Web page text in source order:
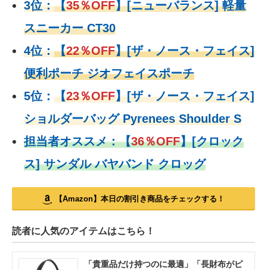
3位：【35％OFF】[ニューバランス] 軽量
スニーカー CT30
4位：【22％OFF】[ザ・ノース・フェイス]
便利ポーチ ジオフェイスポーチ
5位： 【23％OFF】[ザ・ノース・フェイス]
ショルダーバッグ Pyrenees Shoulder S
担当者オススメ：【36％OFF】[クロック
ス] サンダル バヤバンド クロッグ
【Amazon】本日の割引き商品をチェックする！
読者に人気のアイテムはこちら！
「貴重品だけ持つのに最適」「長財布がピ